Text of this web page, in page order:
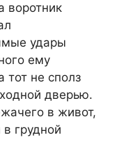
воротник
удары
ему
тот не сполз
дверью.
в живот,
грудной